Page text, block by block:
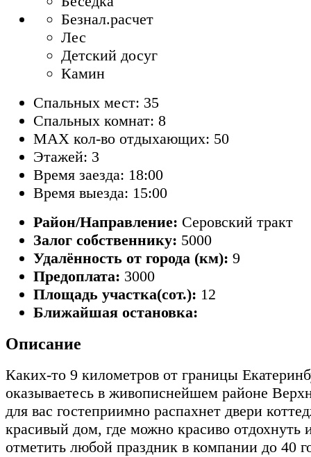
Безнал.расчет
Лес
Детский досуг
Камин
Спальных мест: 35
Спальных комнат: 8
MAX кол-во отдыхающих: 50
Этажей: 3
Время заезда: 18:00
Время выезда: 15:00
Район/Направление: Серовский тракт
Залог собственнику: 5000
Удалённость от города (км): 9
Предоплата: 3000
Площадь участка(сот.): 12
Ближайшая остановка:
Описание
Каких-то 9 километров от границы
оказываетесь в живописнейшем районе
для вас гостеприимно распахнет двери
красивый дом, где можно красиво отдохнуть
отметить любой праздник в компании до 40